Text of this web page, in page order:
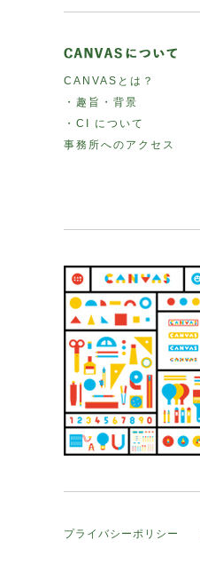
CANVASとは？
・趣旨・背景
・CI について
事務所へのアクセス
プライバシーポリシー